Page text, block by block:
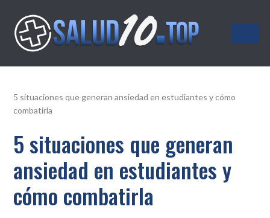
Salud10.top
5 situaciones que generan ansiedad en estudiantes y cómo
combatirla
5 situaciones que generan
ansiedad en estudiantes y
cómo combatirla